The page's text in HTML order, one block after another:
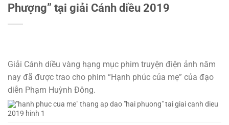
Phượng” tại giải Cánh diều 2019
Giải Cánh diều vàng hạng mục phim truyện điện ảnh năm
nay đã được trao cho phim “Hạnh phúc của mẹ” của đạo
diễn Phạm Huỳnh Đông.